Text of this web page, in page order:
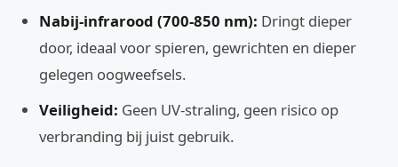
Nabij-infrarood (700-850 nm): Dringt dieper
door, ideaal voor spieren, gewrichten en dieper
gelegen oogweefsels.
Veiligheid: Geen UV-straling, geen risico op
verbranding bij juist gebruik.